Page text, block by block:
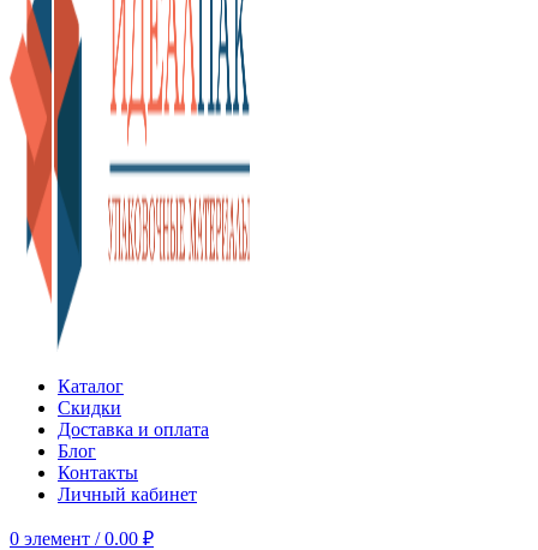
Каталог
Скидки
Доставка и оплата
Блог
Контакты
Личный кабинет
0 элемент / 0.00 ₽